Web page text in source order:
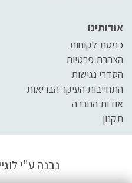
אודותינו
כניסת לקוחות
הצהרת פרטיות
הסדרי נגישות
התחייבות העיקר הבריאות
אודות החברה
תקנון
נבנה ע"י